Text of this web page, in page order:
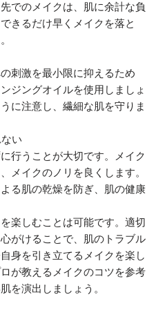
でのメイクは、肌に余計な負
きるだけ早くメイクを落と
刺激を最小限に抑えるため
ジングオイルを使用しましょ
に注意し、繊細な肌を守りま
い
行うことが大切です。メイク
メイクのノリを良くします。
る肌の乾燥を防ぎ、肌の健康
楽しむことは可能です。適切
がけることで、肌のトラブル
身を引き立てるメイクを楽し
が教えるメイクのコツを参考
を演出しましょう。